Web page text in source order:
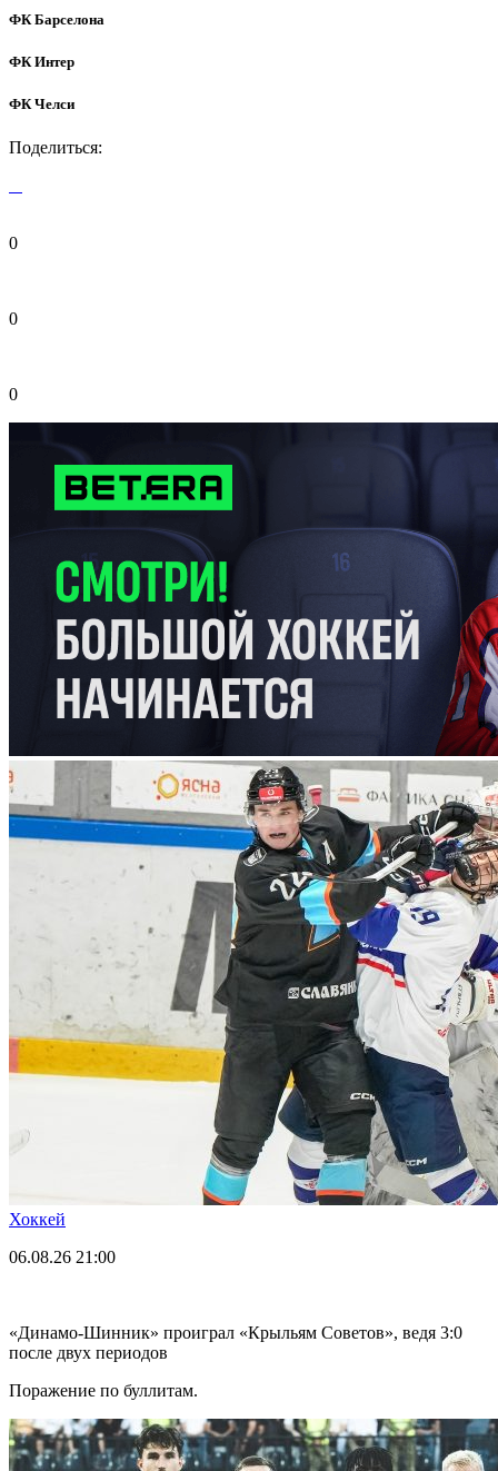
ФК Барселона
ФК Интер
ФК Челси
Поделиться:
0
0
0
Хоккей
06.08.26 21:00
«Динамо-Шинник» проиграл «Крыльям Советов», ведя 3:0
после двух периодов
Поражение по буллитам.